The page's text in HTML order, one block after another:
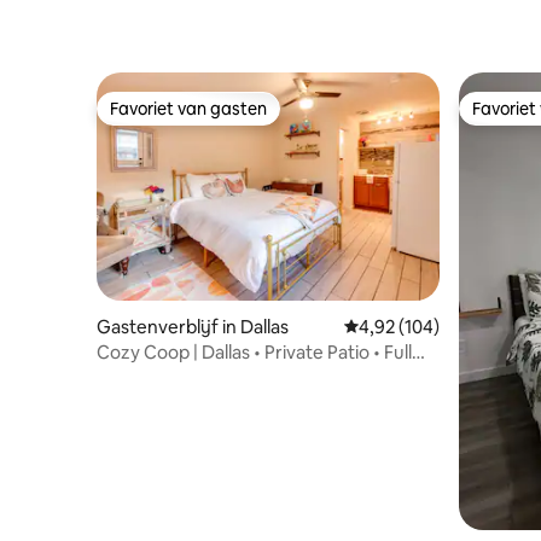
Favoriet van gasten
Favoriet van gasten
Gastenverblijf in Dallas Gemiddelde
4,92 (104)
Cozy Coop | Dallas • Private Patio • Full